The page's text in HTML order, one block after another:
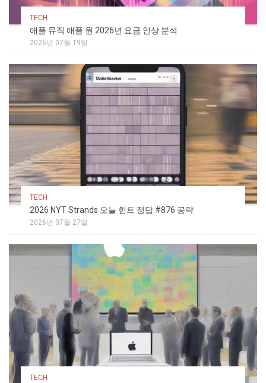
TECH
애플 뮤직 애플 원 2026년 요금 인상 분석
2026년 07월 19일
TECH
2026 NYT Strands 오늘 힌트 정답 #876 공략
2026년 07월 27일
TECH